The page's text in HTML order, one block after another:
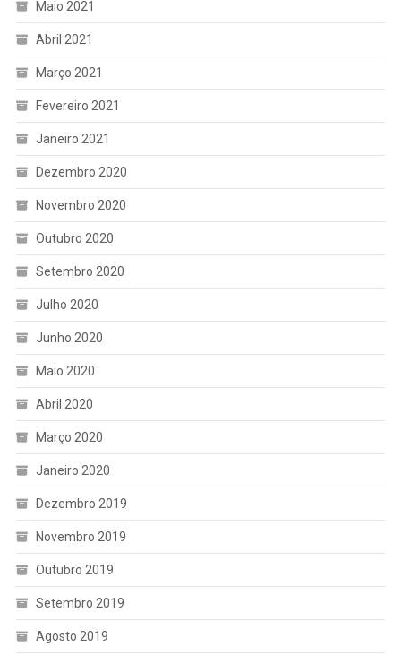
Maio 2021
Abril 2021
Março 2021
Fevereiro 2021
Janeiro 2021
Dezembro 2020
Novembro 2020
Outubro 2020
Setembro 2020
Julho 2020
Junho 2020
Maio 2020
Abril 2020
Março 2020
Janeiro 2020
Dezembro 2019
Novembro 2019
Outubro 2019
Setembro 2019
Agosto 2019